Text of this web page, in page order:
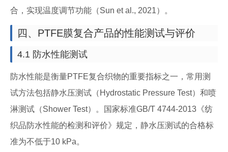
合，实现温度调节功能（Sun et al., 2021）。
四、PTFE膜复合产品的性能测试与评价
4.1 防水性能测试
防水性能是衡量PTFE复合织物的重要指标之一，常用测
试方法包括静水压测试（Hydrostatic Pressure Test）和喷
淋测试（Shower Test）。国家标准GB/T 4744-2013《纺
织品防水性能的检测和评价》规定，静水压测试的合格标
准为不低于10 kPa。